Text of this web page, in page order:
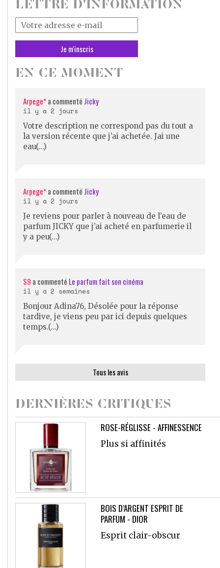
LETTRE D'INFORMATION
Votre
adresse
mail
*
EN CE MOMENT
Arpege*a commenté Jicky
il y a 2 jours
Votre description ne correspond pas du tout a
la version récente que j’ai achetée. Jai une
eau(…)
Arpege*a commenté Jicky
il y a 2 jours
Je reviens pour parler à nouveau de l’eau de
parfum JICKY que j’ai acheté en parfumerie il
y a peu(…)
S9 a commenté Le parfum fait son cinéma
il y a 2 semaines
Bonjour Adina76, Désolée pour la réponse
tardive, je viens peu par ici depuis quelques
temps.(…)
Tous les avis
DERNIÈRES CRITIQUES
ROSE-RÉGLISSE - AFFINESSENCE
Plus si affinités
BOIS D’ARGENT ESPRIT DE
PARFUM - DIOR
Esprit clair-obscur